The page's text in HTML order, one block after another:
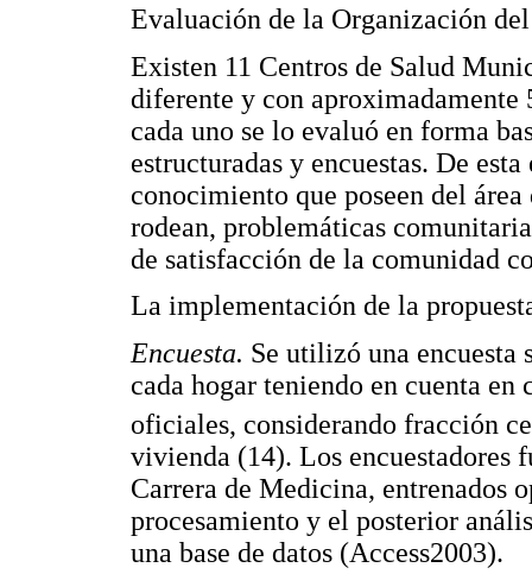
Evaluación de la Organización
Existen 11 Centros de Salud
diferente y con aproximadamente
cada uno se lo evaluó en forma
estructuradas y encuestas. De
conocimiento que poseen del
rodean, problemáticas
de satisfacción de la comunidad
La implementación de la
Encuesta. Se utilizó una encuesta
cada hogar teniendo en cuenta en
oficiales, considerando fracción
vivienda (14). Los encuestadores
Carrera de Medicina, entrenados
procesamiento y el posterior
una base de datos (Access2003).